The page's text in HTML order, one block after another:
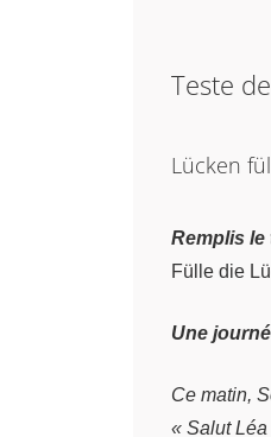
Teste
Lücken
Remplis le
Fülle die
Une
Ce matin,
« Salut Léa